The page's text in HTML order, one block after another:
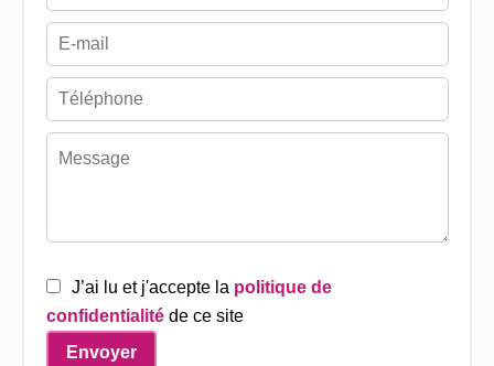
J’ai lu et j'accepte la politique de
confidentialitéde ce site
Envoyer